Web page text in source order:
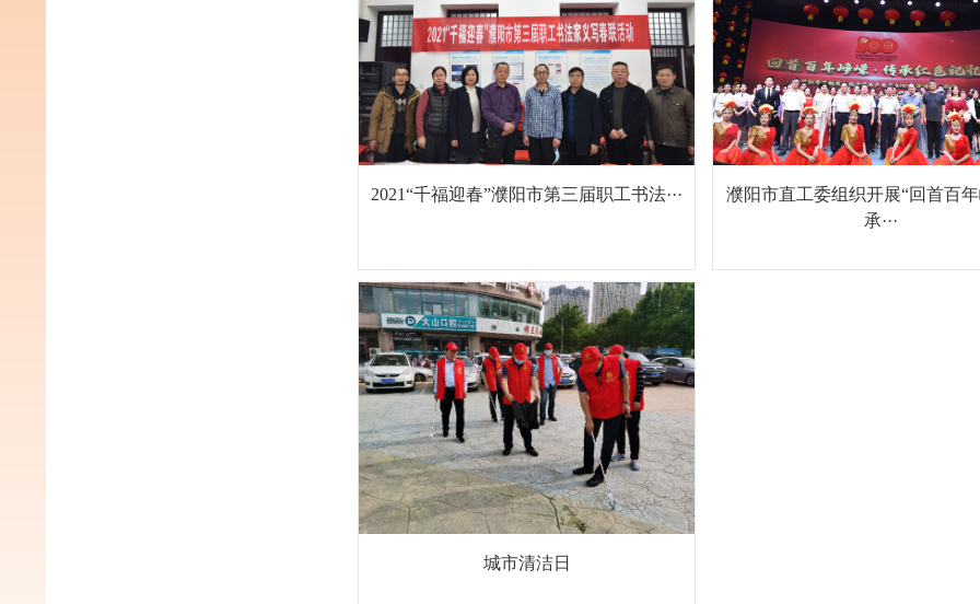
2021“千福迎春”濮阳市第三届职工书法···
濮阳市直工委组织开展“回首百年
承···
城市清洁日